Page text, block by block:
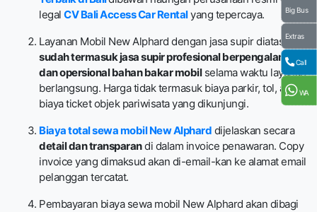
Big Bus
Extras
Call
WA
legal CV Bali Access Car Rentalyang tepercaya.
Layanan Mobil New Alphard dengan jasa supir diatas,
sudah termasuk jasa supir profesional berpengalaman
dan opersional bahan bakar mobilselama waktu layanan
berlangsung. Harga tidak termasuk biaya parkir, tol, atau
biaya ticket objek pariwisata yang dikunjungi.
Biaya total sewa mobil New Alphard dijelaskan secara
detail dan transparandi dalam invoice penawaran. Copy
invoice yang dimaksud akan di-email-kan ke alamat email
pelanggan tercatat.
Pembayaran biaya sewa mobil New Alphard akan dibagi